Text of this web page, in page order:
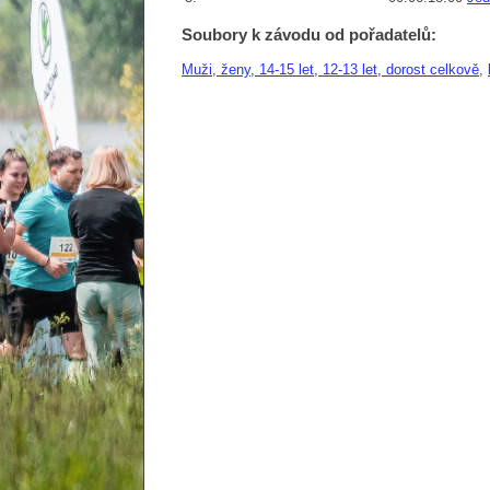
Soubory k závodu od pořadatelů:
Muži, ženy, 14-15 let, 12-13 let, dorost celkově